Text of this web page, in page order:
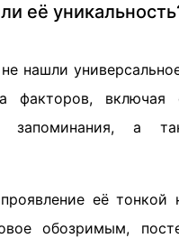
её
нашли
факторов, включая
запоминания, а
её тонкой
обозримым,